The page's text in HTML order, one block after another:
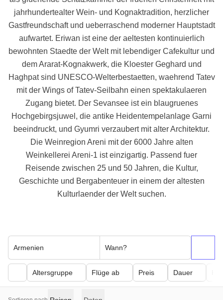
jahrhundertealter Wein- und Kognaktradition, herzlicher
Gastfreundschaft und ueberraschend moderner Hauptstadt
aufwartet. Eriwan ist eine der aeltesten kontinuierlich
bewohnten Staedte der Welt mit lebendiger Cafekultur und
dem Ararat-Kognakwerk, die Kloester Geghard und
Haghpat sind UNESCO-Welterbestaetten, waehrend Tatev
mit der Wings of Tatev-Seilbahn einen spektakulaeren
Zugang bietet. Der Sevansee ist ein blaugruenes
Hochgebirgsjuwel, die antike Heidentempelanlage Garni
beeindruckt, und Gyumri verzaubert mit alter Architektur.
Die Weinregion Areni mit der 6000 Jahre alten
Weinkellerei Areni-1 ist einzigartig. Passend fuer
Reisende zwischen 25 und 50 Jahren, die Kultur,
Geschichte und Bergabenteuer in einem der altesten
Kulturlaender der Welt suchen.
Armenien Wann?
Altersgruppe Flüge ab Preis Dauer